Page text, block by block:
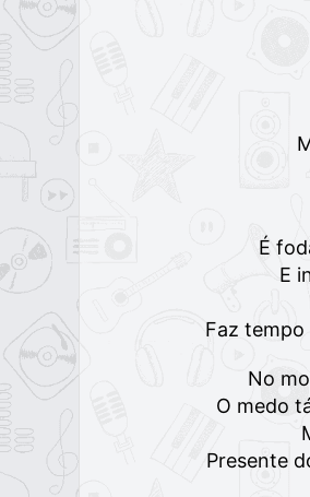
É
E
Faz tempo
No
O medo
Presente